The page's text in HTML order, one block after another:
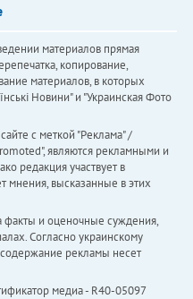
материалов прямая
копирование,
материалов, в которых
Новини" и "Украинская Фото
с меткой "Реклама" /
являются рекламными и
редакция участвует в
мнения, высказанные в этих
факты и оценочные суждения,
Согласно украинскому
содержание рекламы несет
медиа - R40-05097